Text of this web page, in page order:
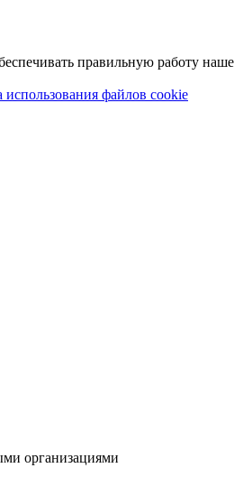
правильную работу
использования файлов cookie
организациями